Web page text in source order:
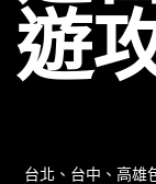
遊
台北、台中、高雄